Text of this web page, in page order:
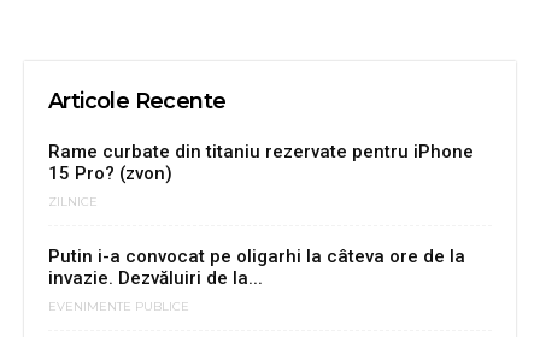
Articole Recente
Rame curbate din titaniu rezervate pentru iPhone
15 Pro? (zvon)
ZILNICE
Putin i-a convocat pe oligarhi la câteva ore de la
invazie. Dezvăluiri de la...
EVENIMENTE PUBLICE